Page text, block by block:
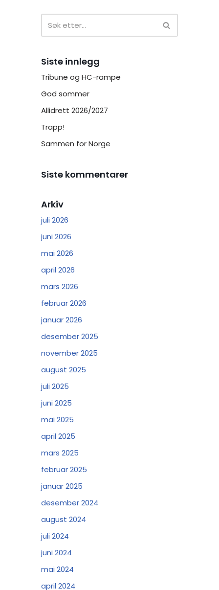
Siste innlegg
Tribune og HC-rampe
God sommer
Allidrett 2026/2027
Trapp!
Sammen for Norge
Siste kommentarer
Arkiv
juli 2026
juni 2026
mai 2026
april 2026
mars 2026
februar 2026
januar 2026
desember 2025
november 2025
august 2025
juli 2025
juni 2025
mai 2025
april 2025
mars 2025
februar 2025
januar 2025
desember 2024
august 2024
juli 2024
juni 2024
mai 2024
april 2024